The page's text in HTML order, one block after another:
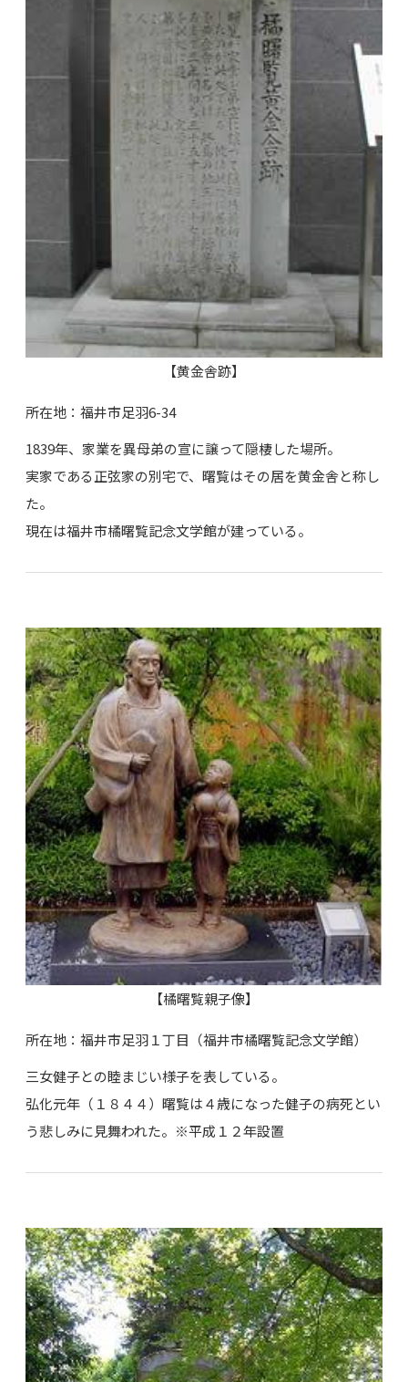
【黄金舎跡】
所在地：福井市足羽6-34
1839年、家業を異母弟の宣に譲って隠棲した場所。
実家である正弦家の別宅で、曙覧はその居を黄金舎と称し
た。
現在は福井市橘曙覧記念文学館が建っている。
【橘曙覧親子像】
所在地：福井市足羽１丁目（福井市橘曙覧記念文学館）
三女健子との睦まじい様子を表している。
弘化元年（１８４４）曙覧は４歳になった健子の病死とい
う悲しみに見舞われた。※平成１２年設置